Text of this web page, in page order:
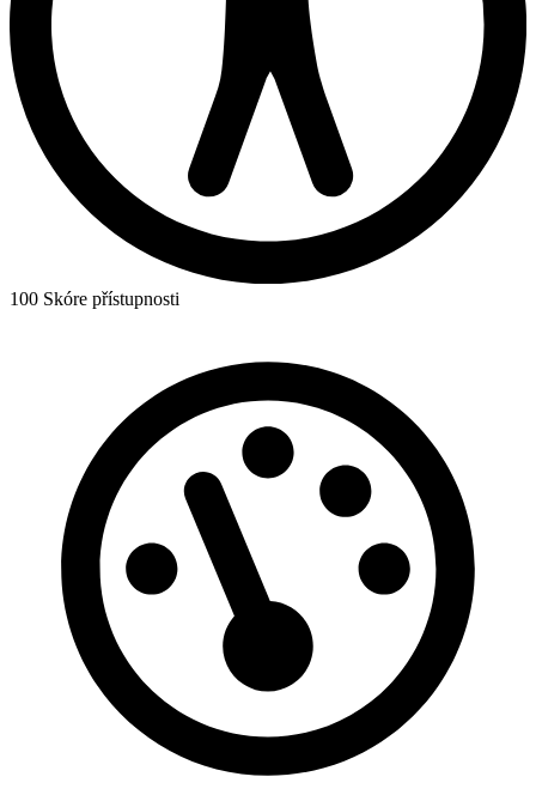
100 Skóre přístupnosti